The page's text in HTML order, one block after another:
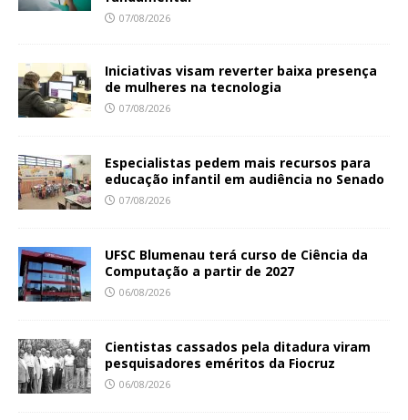
07/08/2026
Iniciativas visam reverter baixa presença
de mulheres na tecnologia
07/08/2026
Especialistas pedem mais recursos para
educação infantil em audiência no Senado
07/08/2026
UFSC Blumenau terá curso de Ciência da
Computação a partir de 2027
06/08/2026
Cientistas cassados pela ditadura viram
pesquisadores eméritos da Fiocruz
06/08/2026